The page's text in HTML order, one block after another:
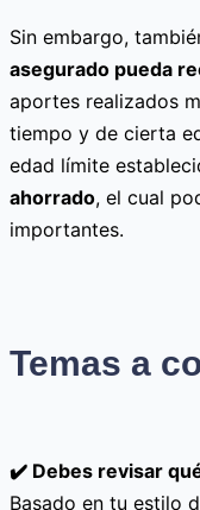
Sin embargo,
asegurado pueda
aportes realizados
tiempo y de cierta
edad límite
ahorrado, el cual
importantes.
Temas a
✔️ Debes revisar
Basado en tu estilo